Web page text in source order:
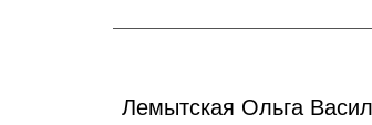
Лемытская Ольга